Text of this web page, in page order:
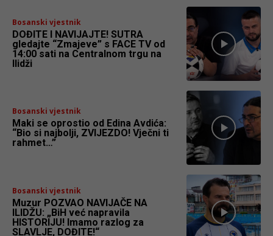
Bosanski vjestnik
DOĐITE I NAVIJAJTE! SUTRA
gledajte “Zmajeve” s FACE TV od
14:00 sati na Centralnom trgu na
Ilidži
Bosanski vjestnik
Maki se oprostio od Edina Avdića:
“Bio si najbolji, ZVIJEZDO! Vječni ti
rahmet…”
Bosanski vjestnik
Muzur POZVAO NAVIJAČE NA
ILIDŽU: „BiH već napravila
HISTORIJU! Imamo razlog za
SLAVLJE, DOĐITE!“